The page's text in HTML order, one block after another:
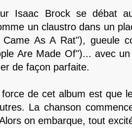
Isaac Brock se débat
un claustro dans un
As A Rat"), gueule
Are Made Of")... avec
de façon parfaite.
de cet album est que
La chanson
on embarque, tout